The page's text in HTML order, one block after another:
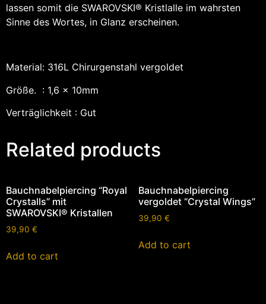
lassen somit die SWAROVSKI® Kristlalle im wahrsten
Sinne des Wortes, in Glanz erscheinen.
Material: 316L Chirurgenstahl vergoldet
Größe. : 1,6 x 10mm
Verträglichkeit : Gut
Related products
Bauchnabelpiercing “Royal
Crystalls” mit
SWAROVSKI® Kristallen
39,90 €
Add to cart
Bauchnabelpiercing
vergoldet “Crystal Wings”
39,90 €
Add to cart